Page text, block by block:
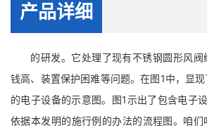
产品详细
的研发。它处理了现有不锈钢圆形风阀
钱高、装置保护困难等问题。在图1中，显
的电子设备的示意图。图1示出了包含电子
依据本发明的施行例的办法的流程图。咱